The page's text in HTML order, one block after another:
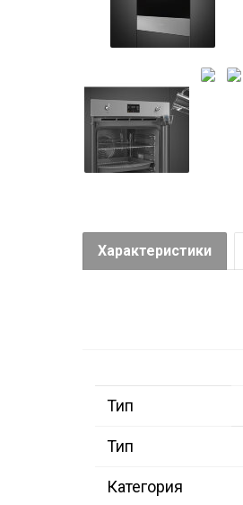
Характеристики
Тип
Тип
Категория